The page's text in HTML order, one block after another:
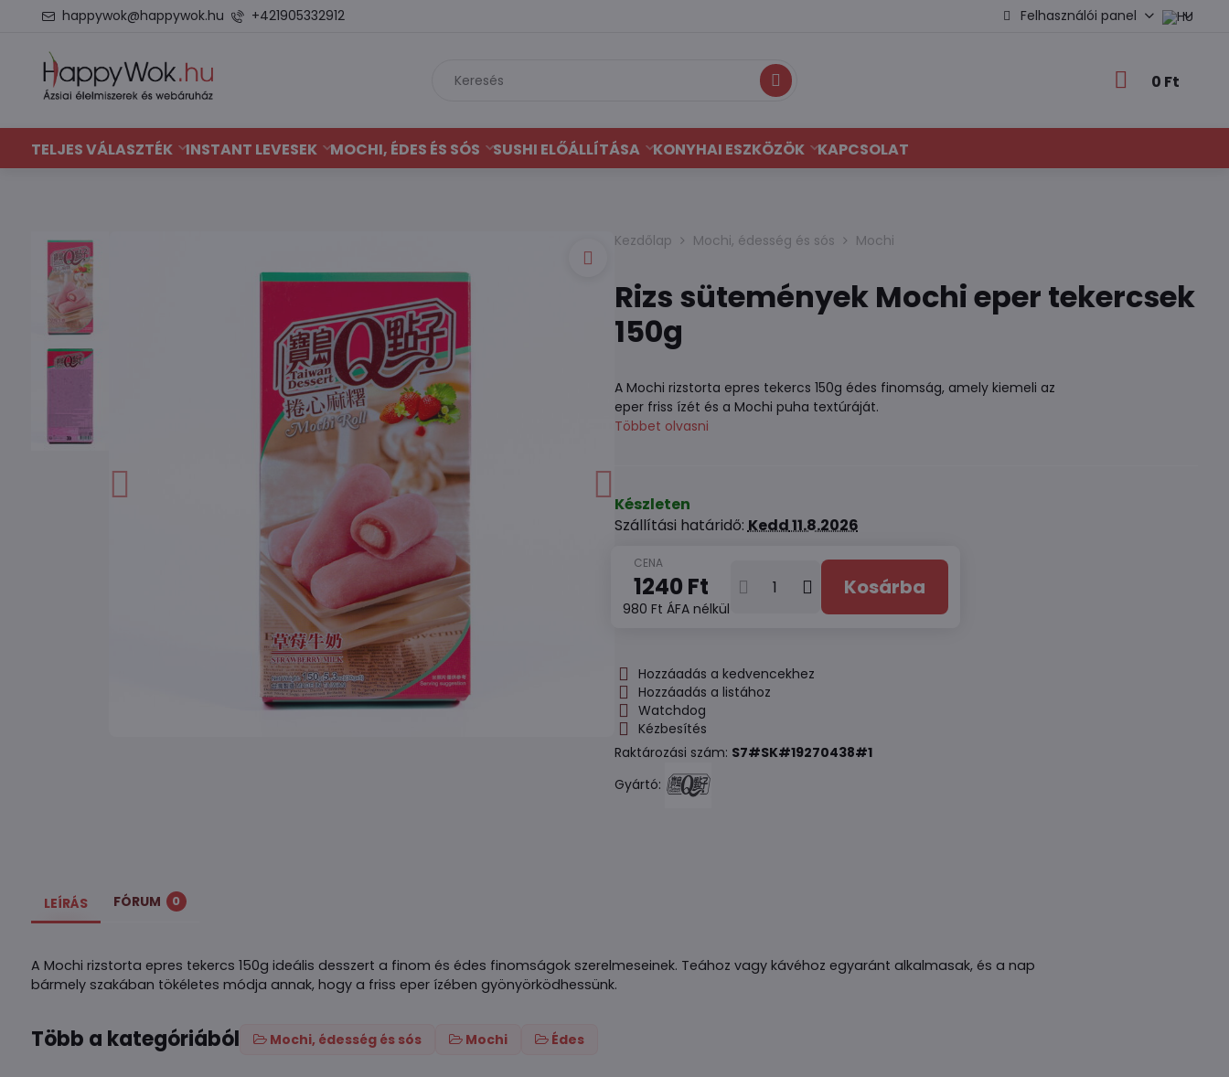
happywok@happywok.hu +421905332912 Felhasználói panel
Keresés 0 Ft
TELJES VÁLASZTÉK INSTANT LEVESEK MOCHI, ÉDES ÉS SÓS SUSHI ELŐÁLLÍTÁSA KONYHAI ESZKÖZÖK KAPCSOLAT
Kezdőlap Mochi, édesség és sós Mochi
Rizs sütemények Mochi eper tekercsek
150g
A Mochi rizstorta epres tekercs 150g édes finomság, amely kiemeli az
eper friss ízét és a Mochi puha textúráját.
Többet olvasni
Készleten
Szállítási határidő:Kedd11.8.2026
1240 Ft
980 Ft ÁFA nélkül
Kosárba
Hozzáadás a kedvencekhez
Hozzáadás a listához
Watchdog
Kézbesítés
Raktározási szám: S7#SK#19270438#1
Gyártó:
LEÍRÁS FÓRUM 0
A Mochi rizstorta epres tekercs 150g ideális desszert a finom és édes finomságok szerelmeseinek. Teához vagy kávéhoz egyaránt alkalmasak, és a nap
bármely szakában tökéletes módja annak, hogy a friss eper ízében gyönyörködhessünk.
Több a kategóriából Mochi, édesség és sós Mochi Édes